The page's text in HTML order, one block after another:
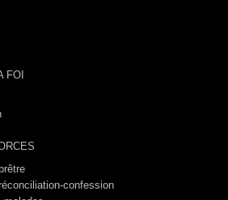
FOI
confession